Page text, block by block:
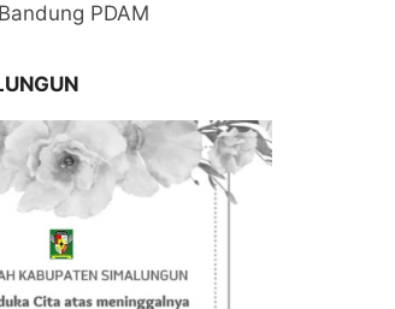
PDAM